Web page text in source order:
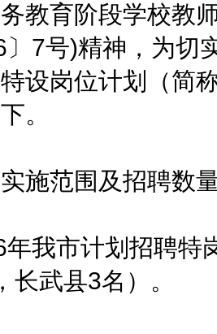
教育阶段学校教
7号)精神，为切
设岗位计划（简
。
范围及招聘数
市计划招聘特
长武县3名）。